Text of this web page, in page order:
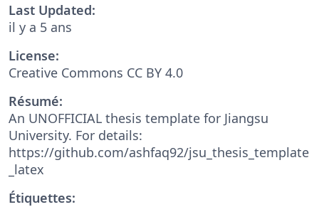
Last Updated:
il y a 5 ans
License:
Creative Commons CC BY 4.0
Résumé:
An UNOFFICIAL thesis template for Jiangsu
University. For details:
https://github.com/ashfaq92/jsu_thesis_template
_latex
Étiquettes: